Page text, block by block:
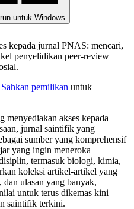
untuk Windows
kepada jurnal PNAS: mencari,
penyelidikan peer‑review
Sahkan pemilikan untuk
akses kepada
jurnal saintifik yang
sumber yang komprehensif
yang ingin meneroka
termasuk biologi, kimia,
koleksi artikel-artikel yang
ulasan yang banyak,
untuk terus dikemas kini
saintifik terkini.